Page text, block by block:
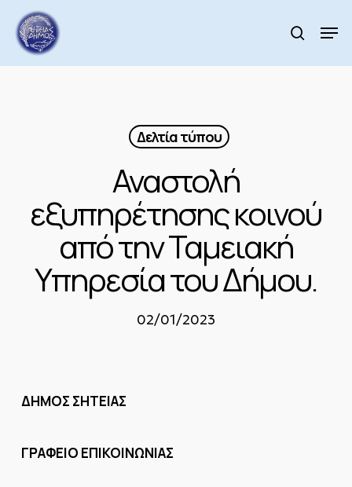
main
content
search
Δελτία τύπου
Αναστολή
εξυπηρέτησης κοινού
από την Ταμειακή
Υπηρεσία του Δήμου.
02/01/2023
ΔΗΜΟΣ ΣΗΤΕΙΑΣ
ΓΡΑΦΕΙΟ ΕΠΙΚΟΙΝΩΝΙΑΣ